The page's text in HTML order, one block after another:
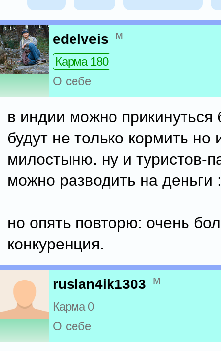
edelveis м
Карма 180
О себе
в индии можно прикинуться
будут не только кормить но
милостыню. ну и туристов-
можно разводить на деньги
но опять повторю: очень
конкуренция.
ruslan4ik1303 м
Карма 0
О себе